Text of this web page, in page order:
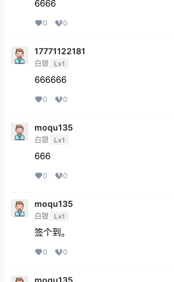
6666
0 0
17771122181
白银 Lv1
666666
0 0
moqu135
白银 Lv1
666
0 0
moqu135
白银 Lv1
签个到。
0 0
moqu135